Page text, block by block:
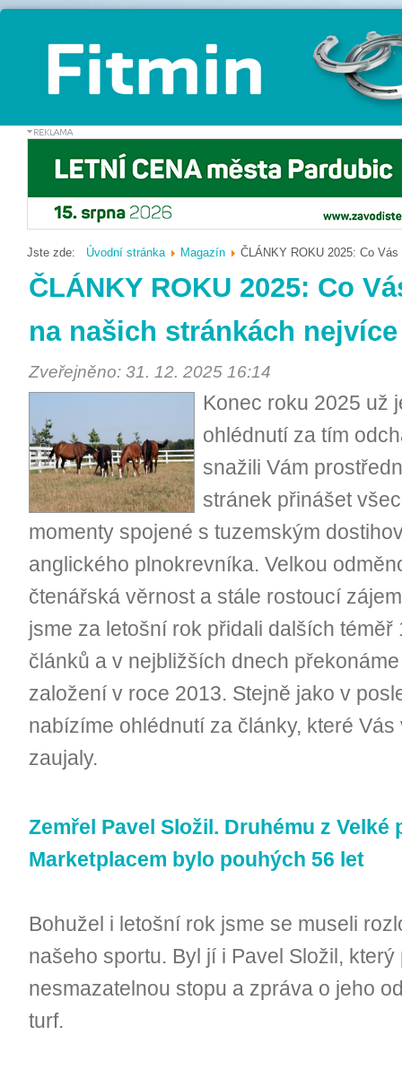
Jste zde: Úvodní stránka Magazín ČLÁNKY ROKU 2025: Co
ČLÁNKY ROKU 2025: Co
na našich stránkách
Zveřejněno: 31. 12. 2025 16:14
Konec roku 2025 už
ohlédnutí za tím
snažili Vám
stránek přinášet
momenty spojené s tuzemským
anglického plnokrevníka. Velkou
čtenářská věrnost a stále rostoucí
jsme za letošní rok přidali dalších
článků a v nejbližších dnech
založení v roce 2013. Stejně jako v
nabízíme ohlédnutí za články, které
zaujaly.
Zemřel Pavel Složil. Druhému z Velké
Marketplacem bylo pouhých 56 let
Bohužel i letošní rok jsme se museli
našeho sportu. Byl jí i Pavel Složil,
nesmazatelnou stopu a zpráva o jeho
turf.